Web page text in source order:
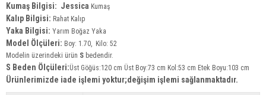
Kumaş Bilgisi: Jessica Kumaş
Kalıp Bilgisi: Rahat Kalıp
Yaka Bilgisi: Yarım Boğaz Yaka
Model Ölçüleri: Boy: 1.70, Kilo: 52
Modelin üzerindeki ürün S bedendir.
S Beden Ölçüleri:Üst Göğüs:120 cm Üst Boy:73 cm Kol:53 cm Etek Boyu:103 cm
Ürünlerimizde iade işlemi yoktur;değişim işlemi sağlanmaktadır.